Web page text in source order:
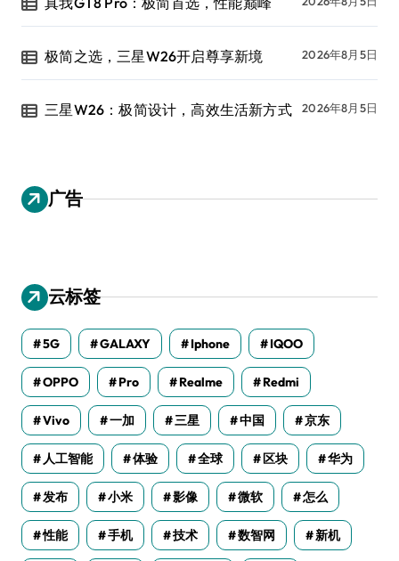
极简之选，三星W26开启尊享新境 2026年8月5日
三星W26：极简设计，高效生活新方式 2026年8月5日
广告
云标签
5G GALAXY Iphone IQOO
OPPO Pro Realme Redmi
Vivo 一加 三星 中国 京东
人工智能 体验 全球 区块 华为
发布 小米 影像 微软 怎么
性能 手机 技术 数智网 新机